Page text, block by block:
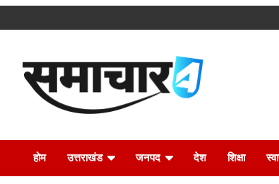
to
Samachar4u
होम उत्तराखंड जनपद देश शिक्षा